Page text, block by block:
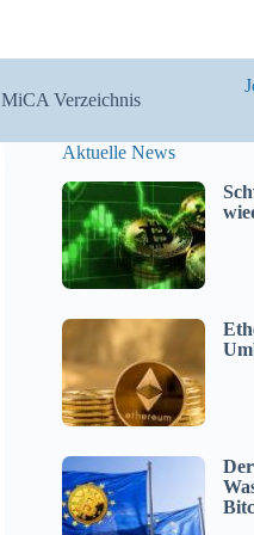
MiCA Verzeichnis
Aktuelle News